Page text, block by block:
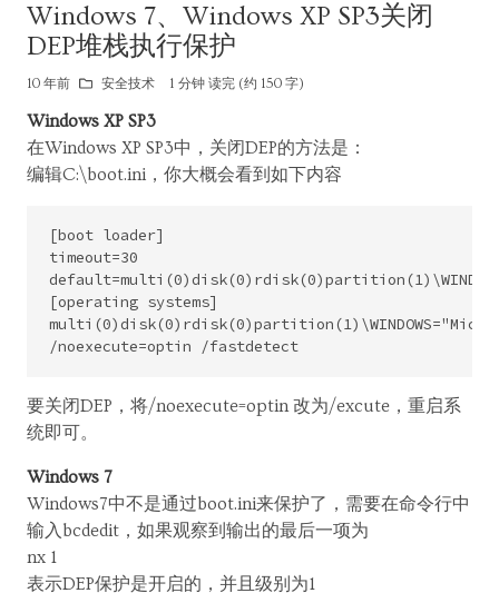
Windows 7、Windows XP SP3关闭
DEP堆栈执行保护
10 年前 安全技术 1 分钟 读完 (约 150 字)
Windows XP SP3
在Windows XP SP3中，关闭DEP的方法是：
编辑C:\boot.ini，你大概会看到如下内容
[boot loader]
timeout=30
[operating systems]
要关闭DEP，将/noexecute=optin 改为/excute，重启系
统即可。
Windows 7
Windows7中不是通过boot.ini来保护了，需要在命令行中
输入bcdedit，如果观察到输出的最后一项为
nx 1
表示DEP保护是开启的，并且级别为1